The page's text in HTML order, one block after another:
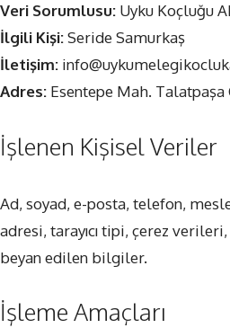
Veri Sorumlusu: Uyku Koçluğu
İlgili Kişi:Seride Samurkaş
İletişim:
Adres: Esentepe Mah.
İşlenen Kişisel Veriler
Ad, soyad, e-posta, telefon,
adresi, tarayıcı tipi, çerez
beyan edilen bilgiler.
İşleme Amaçları